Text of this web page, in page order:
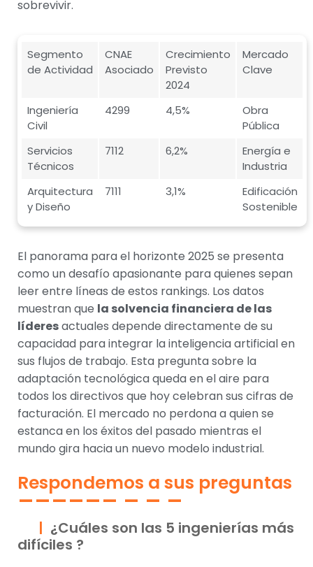
sobrevivir.
Segmento
de Actividad
CNAE
Asociado
Crecimiento
Previsto
2024
Mercado
Clave
Ingeniería
Civil
4299 4,5%
Obra
Pública
Servicios
Técnicos
7112 6,2%
Energía e
Industria
Arquitectura
y Diseño
7111 3,1%
Edificación
Sostenible
El panorama para el horizonte 2025 se presenta
como un desafío apasionante para quienes sepan
leer entre líneas de estos rankings. Los datos
muestran que la solvencia financiera de las
líderesactuales depende directamente de su
capacidad para integrar la inteligencia artificial en
sus flujos de trabajo. Esta pregunta sobre la
adaptación tecnológica queda en el aire para
todos los directivos que hoy celebran sus cifras de
facturación. El mercado no perdona a quien se
estanca en los éxitos del pasado mientras el
mundo gira hacia un nuevo modelo industrial.
Respondemos a sus preguntas
¿Cuáles son las 5 ingenierías más
difíciles ?